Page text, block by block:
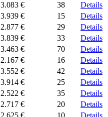
3.083 € 38
Details
3.939 € 15
Details
2.877 € 29
Details
3.839 € 33
Details
3.463 € 70
Details
2.167 € 16
Details
3.552 € 42
Details
3.914 € 25
Details
2.522 € 35
Details
2.717 € 20
Details